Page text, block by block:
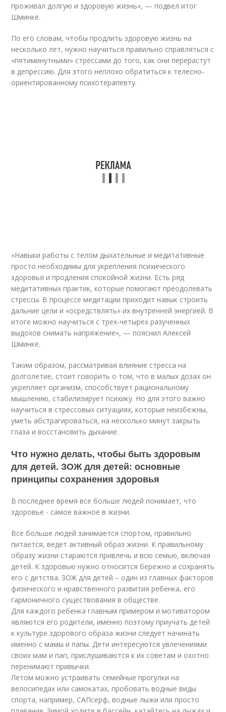
проживал долгую и здоровую жизнь», — подвел итог
Шминке.
По его словам, чтобы продлить здоровую жизнь на
несколько лет, нужно научиться правильно справляться с
«пятиминутными» стрессами до того, как они перерастут
в депрессию. Для этого неплохо обратиться к телесно-
ориентированному психотерапевту.
«Навыки работы с телом дыхательные и медитативные
просто необходимы для укрепления психического
здоровья и продления спокойной жизни. Есть ряд
медитативных практик, которые помогают преодолевать
стрессы. В процессе медитации приходит навык строить
дальние цели и «осредствлять» их внутренней энергией. В
итоге можно научиться с трех-четырех разученных
выдохов снимать напряжение», — пояснил Алексей
Шминке.
Таким образом, рассматривая влияние стресса на
долголетие, стоит говорить о том, что в малых дозах он
укрепляет организм, способствует рациональному
мышлению, стабилизирует психику. Но для этого важно
научиться в стрессовых ситуациях, которые неизбежны,
уметь абстрагироваться, на несколько минут закрыть
глаза и восстановить дыхание.
Что нужно делать, чтобы быть здоровым
для детей. ЗОЖ для детей: основные
принципы сохранения здоровья
В последнее время все больше людей понимает, что
здоровье - самое важное в жизни.
Все больше людей занимается спортом, правильно
питается, ведет активный образ жизни. К правильному
образу жизни стараются привлечь и всю семью, включая
детей. К здоровью нужно относится бережно и сохранять
его с детства. ЗОЖ для детей – один из главных факторов
физического и нравственного развития ребенка, его
гармоничного существования в обществе.
Для каждого ребенка главным примером и мотиватором
являются его родители, именно поэтому приучать детей
к культуре здорового образа жизни следует начинать
именно с мамы и папы. Дети интересуются увлечениями
своих мам и пап, прислушиваются к их советам и охотно
перенимают привычки.
Летом можно устраивать семейные прогулки на
велосипедах или самокатах, пробовать водные виды
спорта, например, САПсерф, водные лыжи или просто